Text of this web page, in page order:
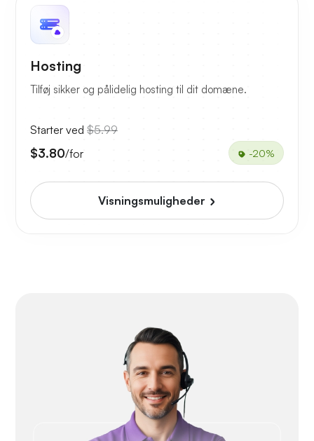
Hosting
Tilføj sikker og pålidelig hosting til dit domæne.
Starter ved $5.99
$3.80/for -20%
Visningsmuligheder